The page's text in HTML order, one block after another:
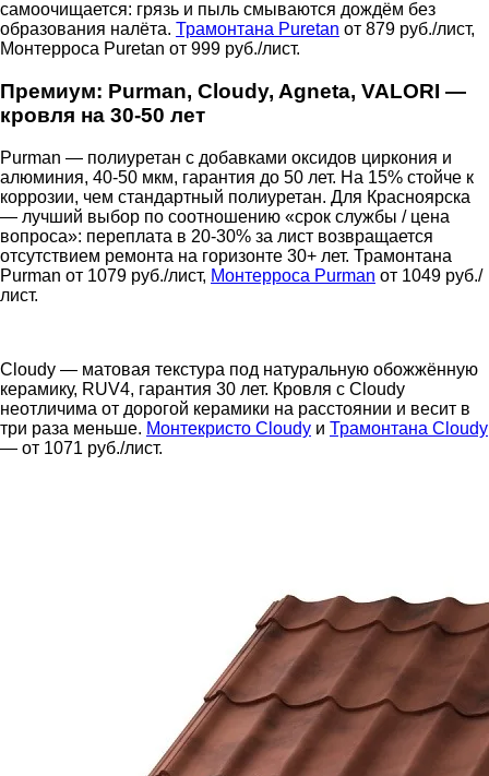
самоочищается: грязь и пыль смываются дождём без
образования налёта. Трамонтана Puretan от 879 руб./лист,
Монтерроса Puretan от 999 руб./лист.
Премиум: Purman, Cloudy, Agneta, VALORI —
кровля на 30-50 лет
Purman — полиуретан с добавками оксидов циркония и
алюминия, 40-50 мкм, гарантия до 50 лет. На 15% стойче к
коррозии, чем стандартный полиуретан. Для Красноярска
— лучший выбор по соотношению «срок службы / цена
вопроса»: переплата в 20-30% за лист возвращается
отсутствием ремонта на горизонте 30+ лет. Трамонтана
Purman от 1079 руб./лист, Монтерроса Purman от 1049 руб./
лист.
Cloudy — матовая текстура под натуральную обожжённую
керамику, RUV4, гарантия 30 лет. Кровля с Cloudy
неотличима от дорогой керамики на расстоянии и весит в
три раза меньше. Монтекристо Cloudy и Трамонтана Cloudy
— от 1071 руб./лист.